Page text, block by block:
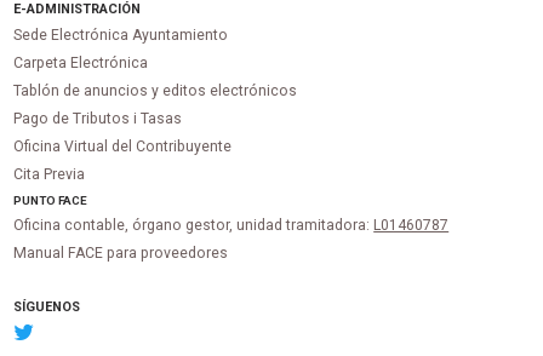
E-ADMINISTRACIÓN
Sede Electrónica Ayuntamiento
Carpeta Electrónica
Tablón de anuncios y editos electrónicos
Pago de Tributos i Tasas
Oficina Virtual del Contribuyente
Cita Previa
PUNTOFACE
Oficina contable, órgano gestor, unidad tramitadora: L01460787
Manual FACE para proveedores
SÍGUENOS